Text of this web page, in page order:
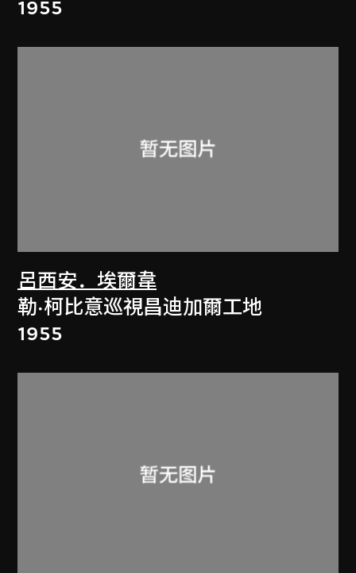
1955
呂西安．埃爾韋
勒·柯比意巡視昌迪加爾工地
1955